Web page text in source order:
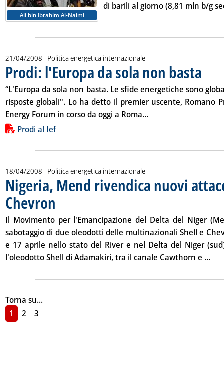
Ali bin Ibrahim Al-Naimi
di barili al giorno (8,81 mln b/g
21/04/2008 - Politica energetica internazionale
Prodi: l'Europa da sola non basta
“L'Europa da sola non basta. Le sfide energetiche sono
risposte globali". Lo ha detto il premier uscente, Romano
Energy Forum in corso da oggi a Roma...Leggi tutta la
Lista allegati PDF alla notizia
Prodi al Ief
18/04/2008 - Politica energetica internazionale
Nigeria, Mend rivendica nuovi
Chevron
Il Movimento per l'Emancipazione del Delta del Niger
sabotaggio di due oleodotti delle multinazionali Shell e
e 17 aprile nello stato del River e nel Delta del Niger
l'oleodotto Shell di Adamakiri, tra il canale Cawthorn e ...
Torna su...
1
2 3